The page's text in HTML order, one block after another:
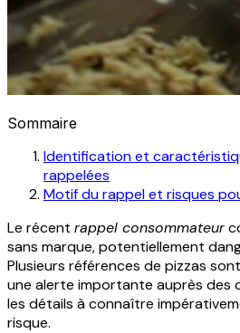
Sommaire
Identification et
rappelées
Motif du rappel et risques
Le récent rappel consommateur
sans marque, potentiellement
Plusieurs références de pizzas
une alerte importante auprès des
les détails à connaître
risque.